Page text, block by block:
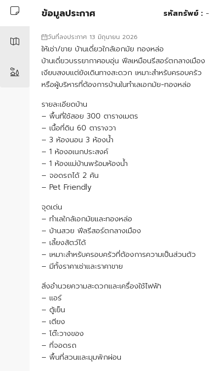
ข้อมูลประกาศ รหัสทรัพย์ : -
วันที่ลงประกาศ 13 มิถุนายน 2026
ให้เช่า/ขาย บ้านเดี่ยวใกล้เอกมัย ทองหล่อ
บ้านเดี่ยวบรรยากาศอบอุ่น ฟีลเหมือนรีสอร์ตกลางเมือง
เงียบสงบแต่ยังเดินทางสะดวก เหมาะสำหรับครอบครัว
หรือผู้บริหารที่ต้องการบ้านในทำเลเอกมัย-ทองหล่อ
รายละเอียดบ้าน
– พื้นที่ใช้สอย 300 ตารางเมตร
– เนื้อที่ดิน 60 ตารางวา
– 3 ห้องนอน 3 ห้องน้ำ
– 1 ห้องอเนกประสงค์
– 1 ห้องแม่บ้านพร้อมห้องน้ำ
– จอดรถได้ 2 คัน
– Pet Friendly
จุดเด่น
– ทำเลใกล้เอกมัยและทองหล่อ
– บ้านสวย ฟีลรีสอร์ตกลางเมือง
– เลี้ยงสัตว์ได้
– เหมาะสำหรับครอบครัวที่ต้องการความเป็นส่วนตัว
– มีทั้งราคาเช่าและราคาขาย
สิ่งอำนวยความสะดวกและเครื่องใช้ไฟฟ้า
– แอร์
– ตู้เย็น
– เตียง
– โต๊ะวางของ
– ที่จอดรถ
– พื้นที่สวนและมุมพักผ่อน